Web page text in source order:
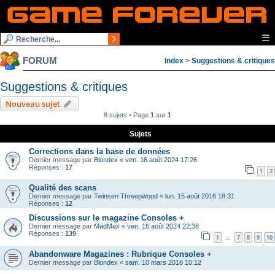
☰
FORUM Index > Suggestions & critiques
Suggestions & critiques
Nouveau sujet
8 sujets • Page 1 sur 1
Sujets
Corrections dans la base de données
Dernier message par Blondex « ven. 16 août 2024 17:26
Réponses : 17 1 2
Qualité des scans
Dernier message par Twinsen Threepwood « lun. 15 août 2016 18:31
Réponses : 12
Discussions sur le magazine Consoles +
Dernier message par MadMax « ven. 16 août 2024 22:38
Réponses : 139 1 … 7 8 9 10
Abandonware Magazines : Rubrique Consoles +
Dernier message par Blondex « sam. 10 mars 2018 10:12